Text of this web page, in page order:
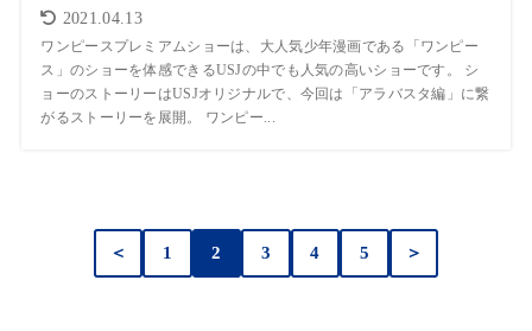
2021.04.13
ワンピースプレミアムショーは、大人気少年漫画である「ワンピー
ス」のショーを体感できるUSJの中でも人気の高いショーです。 シ
ョーのストーリーはUSJオリジナルで、今回は「アラバスタ編」に繋
がるストーリーを展開。 ワンピー...
＜ 1 2 3 4 5 ＞